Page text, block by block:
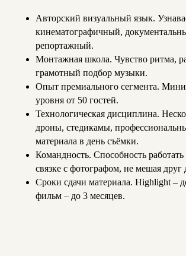
Авторский визуальный язык.
кинематографичный,
репортажный.
Монтажная школа. Чувство ритма,
грамотный подбор музыки.
Опыт премиального сегмента.
уровня от 50 гостей.
Технологическая дисциплина.
дроны, стедикамы,
материала в день съёмки.
Командность. Способность
связке с фотографом, не мешая друг
Сроки сдачи материала. Highlight –
фильм – до 3 месяцев.